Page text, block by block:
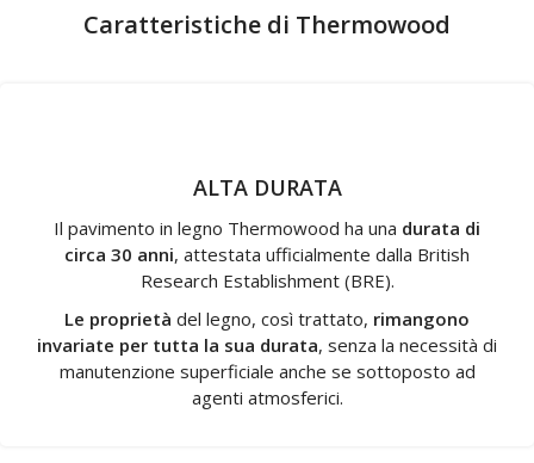
Caratteristiche di Thermowood
ALTA DURATA
Il pavimento in legno Thermowood ha una durata di
circa 30 anni, attestata ufficialmente dalla British
Research Establishment (BRE).
Le proprietà del legno, così trattato, rimangono
invariate per tutta la sua durata, senza la necessità di
manutenzione superficiale anche se sottoposto ad
agenti atmosferici.